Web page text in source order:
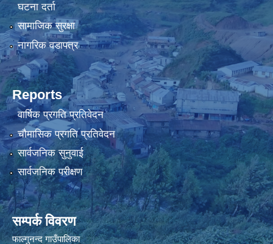
घटना दर्ता
सामाजिक सुरक्षा
नागरिक वडापत्र
Reports
वार्षिक प्रगति प्रतिवेदन
चौमासिक प्रगति प्रतिवेदन
सार्वजनिक सुनुवाई
सार्वजनिक परीक्षण
सम्पर्क विवरण
फाल्गुनन्द गाउँपालिका